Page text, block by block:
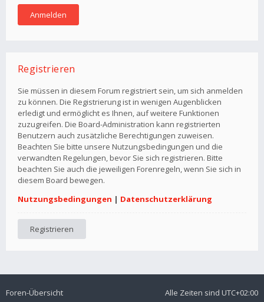
Registrieren
Sie müssen in diesem Forum registriert sein, um sich anmelden
zu können. Die Registrierung ist in wenigen Augenblicken
erledigt und ermöglicht es Ihnen, auf weitere Funktionen
zuzugreifen. Die Board-Administration kann registrierten
Benutzern auch zusätzliche Berechtigungen zuweisen.
Beachten Sie bitte unsere Nutzungsbedingungen und die
verwandten Regelungen, bevor Sie sich registrieren. Bitte
beachten Sie auch die jeweiligen Forenregeln, wenn Sie sich in
diesem Board bewegen.
Nutzungsbedingungen | Datenschutzerklärung
Registrieren
Foren-Übersicht Alle Zeiten sind UTC+02:00